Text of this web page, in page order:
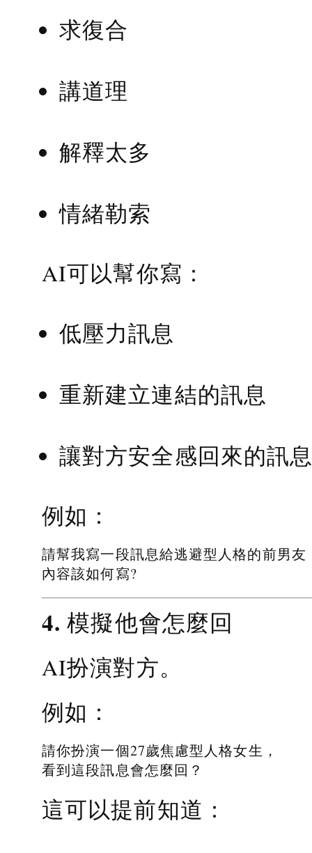
求復合
講道理
解釋太多
情緒勒索
AI可以幫你寫：
低壓力訊息
重新建立連結的訊息
讓對方安全感回來的訊
例如：
請幫我寫一段訊息給逃避型人格的前男友
內容該如何寫?
4. 模擬他會怎麼回
AI扮演對方。
例如：
請你扮演一個27歲焦慮型人格女生，
看到這段訊息會怎麼回？
這可以提前知道：